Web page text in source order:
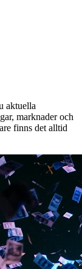
aktuella
marknader och
finns det alltid